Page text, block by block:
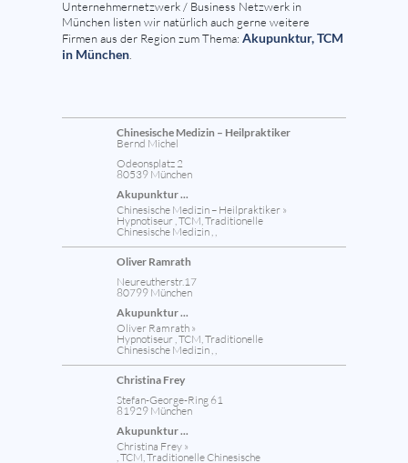
Unternehmernetzwerk / Business Netzwerk in
München listen wir natürlich auch gerne weitere
Firmen aus der Region zum Thema: Akupunktur, TCM
in München.
Chinesische Medizin – Heilpraktiker
Bernd Michel
Odeonsplatz 2
80539 München
Akupunktur ...
Chinesische Medizin – Heilpraktiker »
Hypnotiseur , TCM, Traditionelle
Chinesische Medizin , ,
Oliver Ramrath
Neureutherstr.17
80799 München
Akupunktur ...
Oliver Ramrath »
Hypnotiseur , TCM, Traditionelle
Chinesische Medizin , ,
Christina Frey
Stefan-George-Ring 61
81929 München
Akupunktur ...
Christina Frey »
, TCM, Traditionelle Chinesische